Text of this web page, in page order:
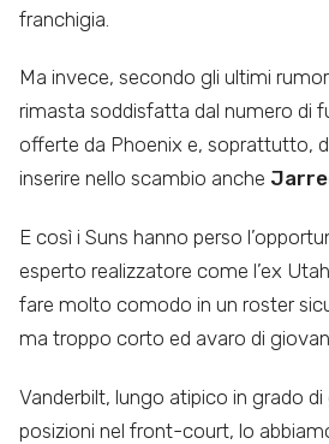
franchigia.
Ma invece, secondo gli ultimi
rimasta soddisfatta dal numero di
offerte da Phoenix e, soprattutto,
inserire nello scambio anche
E così i Suns hanno perso
esperto realizzatore come l’ex
fare molto comodo in un roster
ma troppo corto ed avaro di
Vanderbilt, lungo atipico in grado
posizioni nel front-court, lo